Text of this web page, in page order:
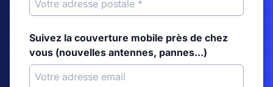
Suivez la couverture mobile près de chez
vous (nouvelles antennes, pannes...)